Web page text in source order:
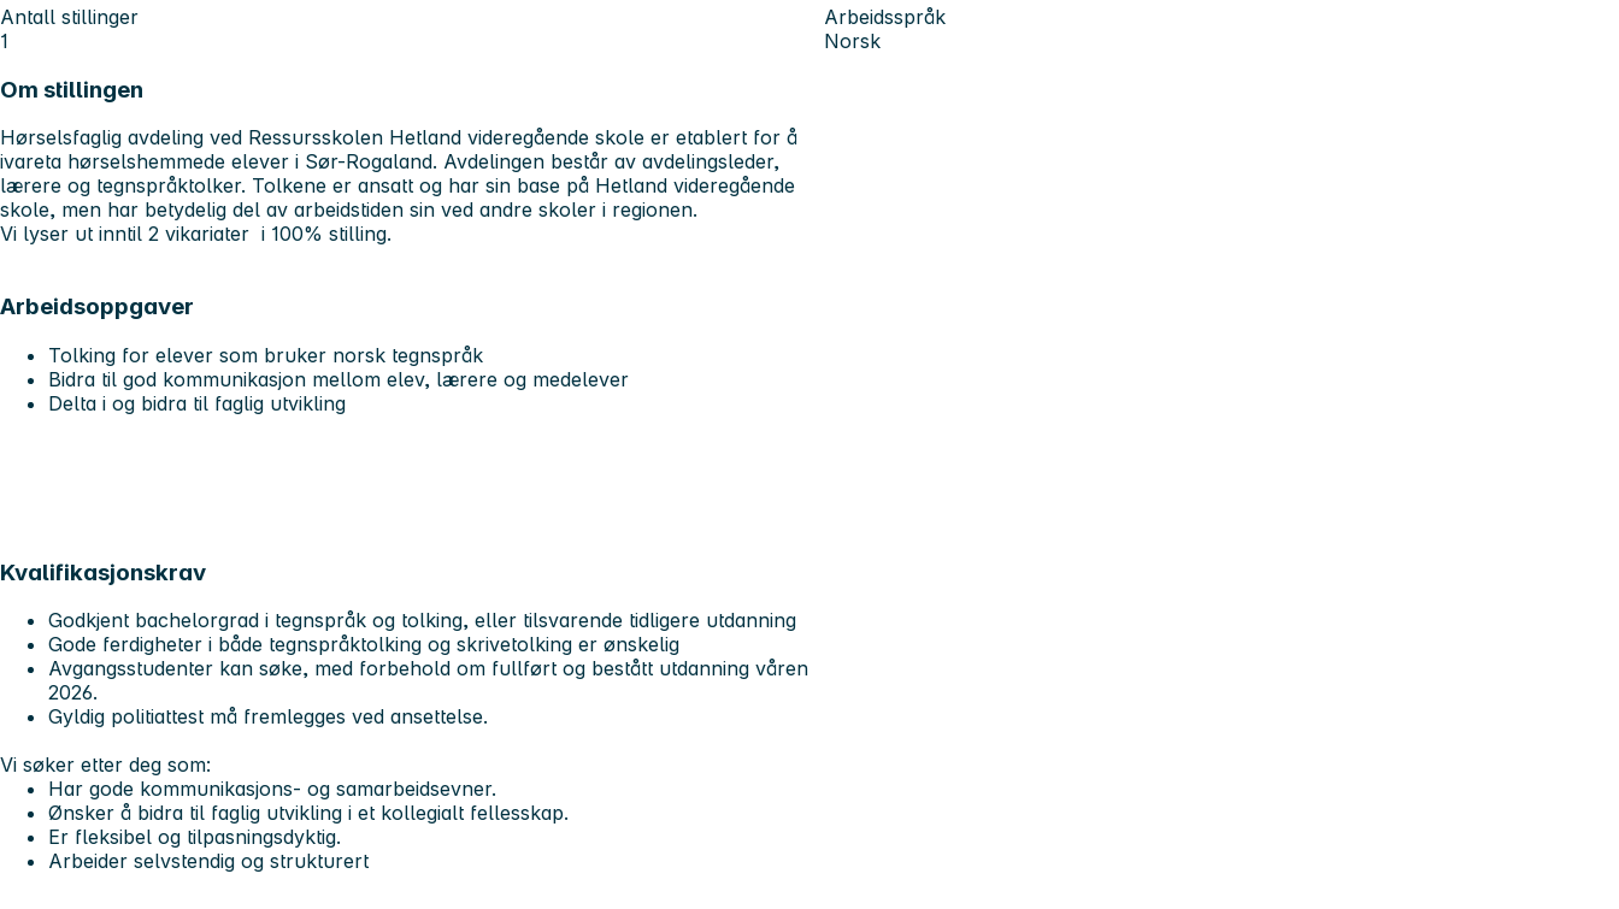
Antall stillinger
1
Arbeidsspråk
Norsk
Om stillingen
Hørselsfaglig avdeling ved Ressursskolen Hetland videregående skole er etablert for å
ivareta hørselshemmede elever i Sør-Rogaland. Avdelingen består av avdelingsleder,
lærere og tegnspråktolker. Tolkene er ansatt og har sin base på Hetland videregående
skole, men har betydelig del av arbeidstiden sin ved andre skoler i regionen.
Vi lyser ut inntil 2 vikariater i 100% stilling.
Arbeidsoppgaver
Tolking for elever som bruker norsk tegnspråk
Bidra til god kommunikasjon mellom elev, lærere og medelever
Delta i og bidra til faglig utvikling
Kvalifikasjonskrav
Godkjent bachelorgrad i tegnspråk og tolking, eller tilsvarende tidligere utdanning
Gode ferdigheter i både tegnspråktolking og skrivetolking er ønskelig
Avgangsstudenter kan søke, med forbehold om fullført og bestått utdanning våren
2026.
Gyldig politiattest må fremlegges ved ansettelse.
Vi søker etter deg som:
Har gode kommunikasjons- og samarbeidsevner.
Ønsker å bidra til faglig utvikling i et kollegialt fellesskap.
Er fleksibel og tilpasningsdyktig.
Arbeider selvstendig og strukturert